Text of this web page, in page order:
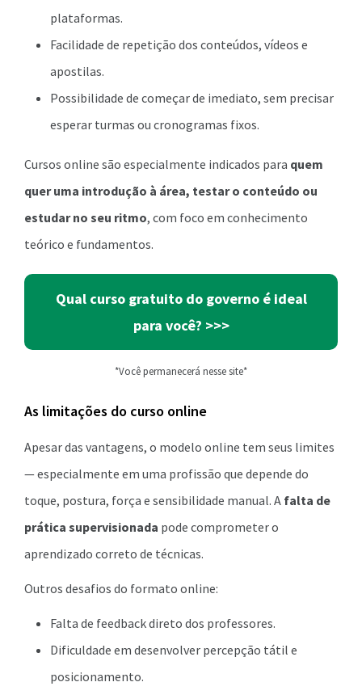
plataformas.
Facilidade de repetição dos conteúdos, vídeos e
apostilas.
Possibilidade de começar de imediato, sem precisar
esperar turmas ou cronogramas fixos.
Cursos online são especialmente indicados para quem
quer uma introdução à área, testar o conteúdo ou
estudar no seu ritmo, com foco em conhecimento
teórico e fundamentos.
Qual curso gratuito do governo é ideal
para você? >>>
*Você permanecerá nesse site*
As limitações do curso online
Apesar das vantagens, o modelo online tem seus limites
— especialmente em uma profissão que depende do
toque, postura, força e sensibilidade manual. A falta de
prática supervisionada pode comprometer o
aprendizado correto de técnicas.
Outros desafios do formato online:
Falta de feedback direto dos professores.
Dificuldade em desenvolver percepção tátil e
posicionamento.